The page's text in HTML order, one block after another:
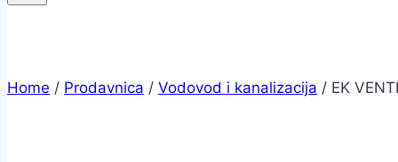
Home / Prodavnica / Vodovod i kanalizacija / EK